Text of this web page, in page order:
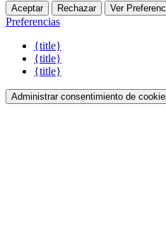
Aceptar Rechazar Ver
Preferencias
{title}
{title}
{title}
Administrar consentimiento de